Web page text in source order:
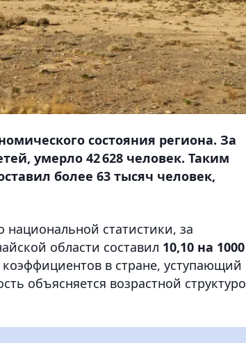
состояния региона. За
умерло 42 628 человек. Таким
более 63 тысяч человек,
статистики, за
области составил 10,10 на 1000
в стране, уступающий
объясняется возрастной